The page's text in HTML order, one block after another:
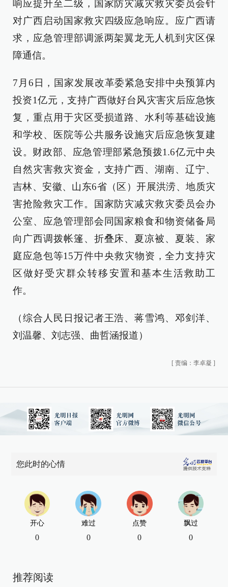
响应提升至二级，国家防灾减灾救灾委员会针
对广西启动国家救灾四级应急响应。应广西请
求，应急管理部调派两架翼龙无人机到灾区保
障通信。
7月6日，国家发展改革委紧急安排中央预算内
投资1亿元，支持广西做好台风灾害灾后应急恢
复，重点用于灾区受损道路、水利等基础设施
和学校、医院等公共服务设施灾后应急恢复建
设。财政部、应急管理部紧急预拨1.6亿元中央
自然灾害救灾资金，支持广西、湖南、辽宁、
吉林、安徽、山东6省（区）开展洪涝、地质灾
害抢险救灾工作。国家防灾减灾救灾委员会办
公室、应急管理部会同国家粮食和物资储备局
向广西调拨帐篷、折叠床、夏凉被、夏装、家
庭应急包等15万件中央救灾物资，全力支持灾
区做好受灾群众转移安置和基本生活救助工
作。
（综合人民日报记者王浩、蒋雪鸿、邓剑洋、
刘温馨、刘志强、曲哲涵报道）
[ 责编：李卓凝 ]
您此时的心情
开心
0
难过
0
点赞
0
飘过
0
推荐阅读